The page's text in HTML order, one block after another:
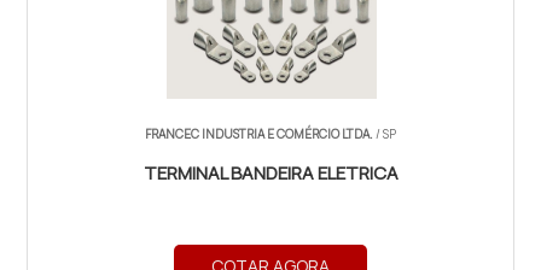
FRANCEC INDUSTRIA E COMÉRCIO LTDA. / SP
TERMINAL BANDEIRA ELETRICA
COTAR AGORA